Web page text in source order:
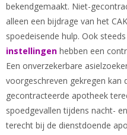
bekendgemaakt. Niet-
alleen een bijdrage van het
spoedeisende hulp. Ook
instellingen hebben een
Een onverzekerbare
voorgeschreven gekregen kan
gecontracteerde apotheek
spoedgevallen tijdens nacht-
terecht bij de dienstdoende